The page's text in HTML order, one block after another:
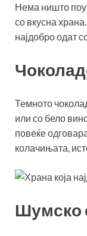
Нема ништо
со вкусна
најдобро одат
Темното
или со бело
повеќе
колачињата,
Шумско